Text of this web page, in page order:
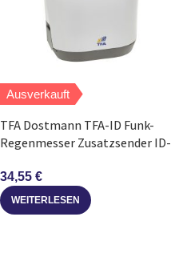
Ausverkauft
TFA Dostmann TFA-ID Funk-
Regenmesser Zusatzsender ID-
34,55 €
WEITERLESEN